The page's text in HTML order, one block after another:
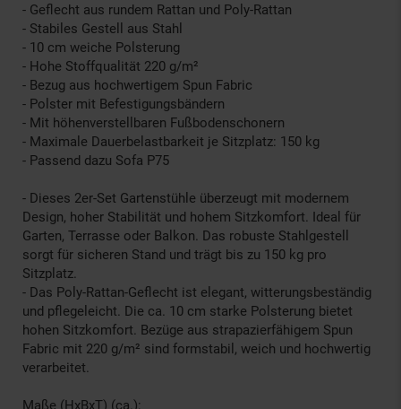
- Geflecht aus rundem Rattan und Poly-Rattan
- Stabiles Gestell aus Stahl
- 10 cm weiche Polsterung
- Hohe Stoffqualität 220 g/m²
- Bezug aus hochwertigem Spun Fabric
- Polster mit Befestigungsbändern
- Mit höhenverstellbaren Fußbodenschonern
- Maximale Dauerbelastbarkeit je Sitzplatz: 150 kg
- Passend dazu Sofa P75
- Dieses 2er-Set Gartenstühle überzeugt mit modernem
Design, hoher Stabilität und hohem Sitzkomfort. Ideal für
Garten, Terrasse oder Balkon. Das robuste Stahlgestell
sorgt für sicheren Stand und trägt bis zu 150 kg pro
Sitzplatz.
- Das Poly-Rattan-Geflecht ist elegant, witterungsbeständig
und pflegeleicht. Die ca. 10 cm starke Polsterung bietet
hohen Sitzkomfort. Bezüge aus strapazierfähigem Spun
Fabric mit 220 g/m² sind formstabil, weich und hochwertig
verarbeitet.
Maße (HxBxT) (ca.):